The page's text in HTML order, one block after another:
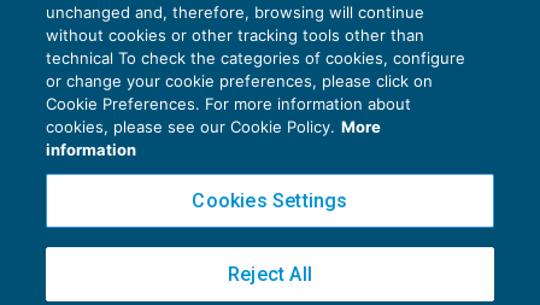
Privacy Policy
Cookie Policy
Copyright 2016 ©Gruppo Euroconference S.p.A.v2.32.1
Piazza Luigi Einaudi, 10N01 - 20124 Milano - info@ecnews.it
unchanged and, therefore, browsing will continue
without cookies or other tracking tools other than
technical To check the categories of cookies, configure
or change your cookie preferences, please click on
Cookie Preferences. For more information about
cookies, please see our Cookie Policy. More
information
Cookies Settings
Reject All